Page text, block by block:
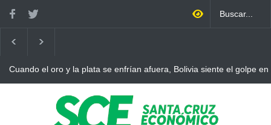
Cuando el oro y la plata se enfrían afuera, Bolivia siente el golpe en